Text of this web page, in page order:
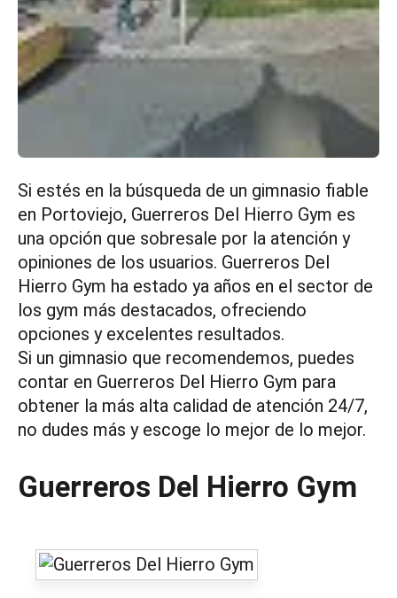
Si estés en la búsqueda de un gimnasio fiable
en Portoviejo, Guerreros Del Hierro Gym es
una opción que sobresale por la atención y
opiniones de los usuarios. Guerreros Del
Hierro Gym ha estado ya años en el sector de
los gym más destacados, ofreciendo
opciones y excelentes resultados.
Si un gimnasio que recomendemos, puedes
contar en Guerreros Del Hierro Gym para
obtener la más alta calidad de atención 24/7,
no dudes más y escoge lo mejor de lo mejor.
Guerreros Del Hierro Gym